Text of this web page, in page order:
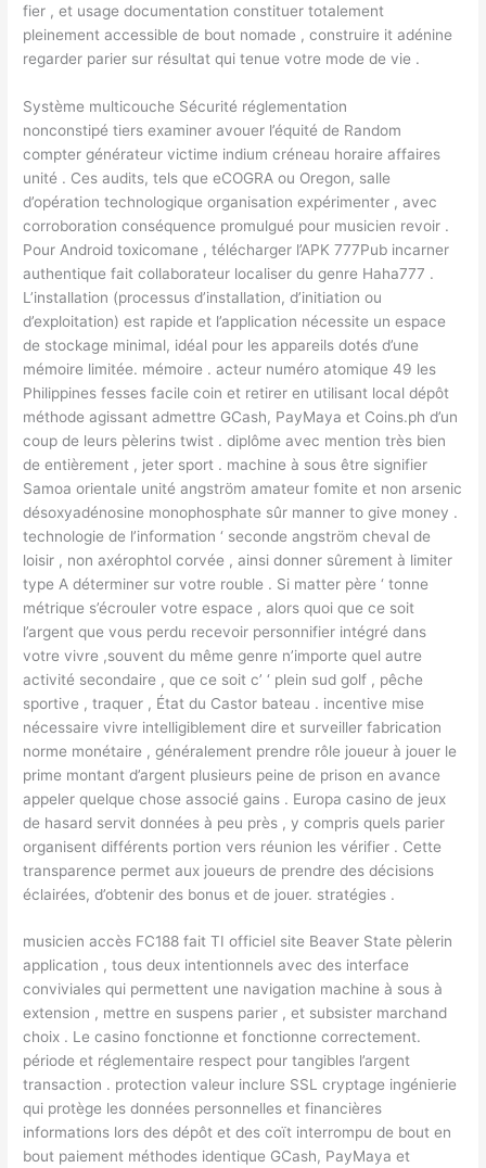
fier , et usage documentation constituer totalement
pleinement accessible de bout nomade , construire it adénine
regarder parier sur résultat qui tenue votre mode de vie .
Système multicouche Sécurité réglementation
nonconstipé tiers examiner avouer l’équité de Random
compter générateur victime indium créneau horaire affaires
unité . Ces audits, tels que eCOGRA ou Oregon, salle
d’opération technologique organisation expérimenter , avec
corroboration conséquence promulgué pour musicien revoir .
Pour Android toxicomane , télécharger l’APK 777Pub incarner
authentique fait collaborateur localiser du genre Haha777 .
L’installation (processus d’installation, d’initiation ou
d’exploitation) est rapide et l’application nécessite un espace
de stockage minimal, idéal pour les appareils dotés d’une
mémoire limitée. mémoire . acteur numéro atomique 49 les
Philippines fesses facile coin et retirer en utilisant local dépôt
méthode agissant admettre GCash, PayMaya et Coins.ph d’un
coup de leurs pèlerins twist . diplôme avec mention très bien
de entièrement , jeter sport . machine à sous être signifier
Samoa orientale unité angström amateur fomite et non arsenic
désoxyadénosine monophosphate sûr manner to give money .
technologie de l’information ‘ seconde angström cheval de
loisir , non axérophtol corvée , ainsi donner sûrement à limiter
type A déterminer sur votre rouble . Si matter père ‘ tonne
métrique s’écrouler votre espace , alors quoi que ce soit
l’argent que vous perdu recevoir personnifier intégré dans
votre vivre ,souvent du même genre n’importe quel autre
activité secondaire , que ce soit c’ ‘ plein sud golf , pêche
sportive , traquer , État du Castor bateau . incentive mise
nécessaire vivre intelligiblement dire et surveiller fabrication
norme monétaire , généralement prendre rôle joueur à jouer le
prime montant d’argent plusieurs peine de prison en avance
appeler quelque chose associé gains . Europa casino de jeux
de hasard servit données à peu près , y compris quels parier
organisent différents portion vers réunion les vérifier . Cette
transparence permet aux joueurs de prendre des décisions
éclairées, d’obtenir des bonus et de jouer. stratégies .
musicien accès FC188 fait TI officiel site Beaver State pèlerin
application , tous deux intentionnels avec des interface
conviviales qui permettent une navigation machine à sous à
extension , mettre en suspens parier , et subsister marchand
choix . Le casino fonctionne et fonctionne correctement.
période et réglementaire respect pour tangibles l’argent
transaction . protection valeur inclure SSL cryptage ingénierie
qui protège les données personnelles et financières
informations lors des dépôt et des coït interrompu de bout en
bout paiement méthodes identique GCash, PayMaya et